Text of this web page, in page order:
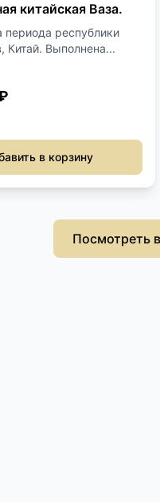
китайская Ваза.
периода республики
Китай. Выполнена...
в корзину
Посмотреть